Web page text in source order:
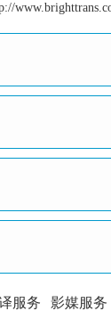
服务 影媒服务